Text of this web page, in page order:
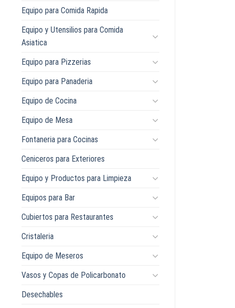
Equipo para Comida Rapida
Equipo y Utensilios para Comida
Asiatica
Equipo para Pizzerias
Equipo para Panaderia
Equipo de Cocina
Equipo de Mesa
Fontaneria para Cocinas
Ceniceros para Exteriores
Equipo y Productos para Limpieza
Equipos para Bar
Cubiertos para Restaurantes
Cristaleria
Equipo de Meseros
Vasos y Copas de Policarbonato
Desechables